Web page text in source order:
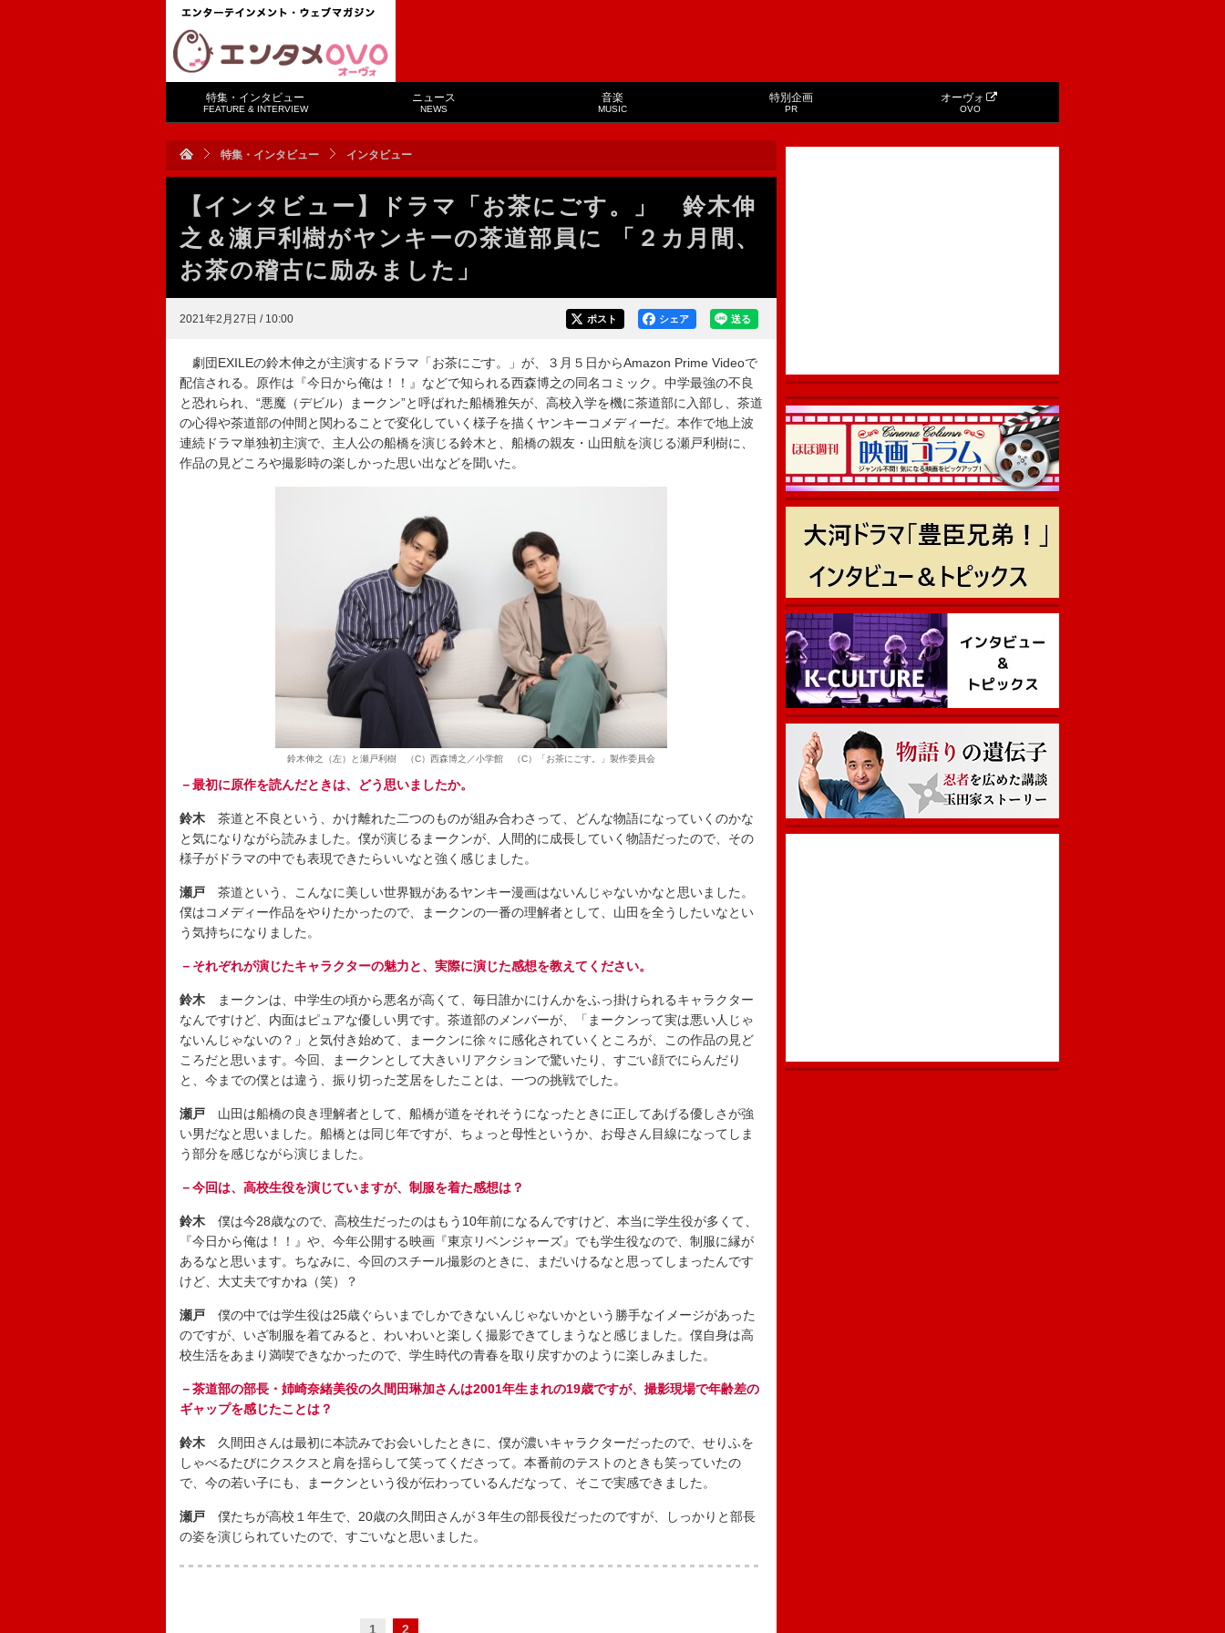
特集・インタビュー
FEATURE & INTERVIEW
ニュース
NEWS
音楽
MUSIC
特別企画
PR
オーヴォ
OVO
特集・インタビュー インタビュー
【インタビュー】ドラマ「お茶にごす。」 鈴木伸
之＆瀬戸利樹がヤンキーの茶道部員に 「２カ月間、
お茶の稽古に励みました」
2021年2月27日 / 10:00 送る
シェア
ポスト
劇団EXILEの鈴木伸之が主演するドラマ「お茶にごす。」が、３月５日からAmazon Prime Videoで
配信される。原作は『今日から俺は！！』などで知られる西森博之の同名コミック。中学最強の不良
と恐れられ、“悪魔（デビル）まークン”と呼ばれた船橋雅矢が、高校入学を機に茶道部に入部し、茶道
の心得や茶道部の仲間と関わることで変化していく様子を描くヤンキーコメディーだ。本作で地上波
連続ドラマ単独初主演で、主人公の船橋を演じる鈴木と、船橋の親友・山田航を演じる瀬戸利樹に、
作品の見どころや撮影時の楽しかった思い出などを聞いた。
鈴木伸之（左）と瀬戸利樹 （C）西森博之／小学館 （C）「お茶にごす。」製作委員会
－最初に原作を読んだときは、どう思いましたか。
鈴木 茶道と不良という、かけ離れた二つのものが組み合わさって、どんな物語になっていくのかな
と気になりながら読みました。僕が演じるまークンが、人間的に成長していく物語だったので、その
様子がドラマの中でも表現できたらいいなと強く感じました。
瀬戸 茶道という、こんなに美しい世界観があるヤンキー漫画はないんじゃないかなと思いました。
僕はコメディー作品をやりたかったので、まークンの一番の理解者として、山田を全うしたいなとい
う気持ちになりました。
－それぞれが演じたキャラクターの魅力と、実際に演じた感想を教えてください。
鈴木 まークンは、中学生の頃から悪名が高くて、毎日誰かにけんかをふっ掛けられるキャラクター
なんですけど、内面はピュアな優しい男です。茶道部のメンバーが、「まークンって実は悪い人じゃ
ないんじゃないの？」と気付き始めて、まークンに徐々に感化されていくところが、この作品の見ど
ころだと思います。今回、まークンとして大きいリアクションで驚いたり、すごい顔でにらんだり
と、今までの僕とは違う、振り切った芝居をしたことは、一つの挑戦でした。
瀬戸 山田は船橋の良き理解者として、船橋が道をそれそうになったときに正してあげる優しさが強
い男だなと思いました。船橋とは同じ年ですが、ちょっと母性というか、お母さん目線になってしま
う部分を感じながら演じました。
－今回は、高校生役を演じていますが、制服を着た感想は？
鈴木 僕は今28歳なので、高校生だったのはもう10年前になるんですけど、本当に学生役が多くて、
『今日から俺は！！』や、今年公開する映画『東京リベンジャーズ』でも学生役なので、制服に縁が
あるなと思います。ちなみに、今回のスチール撮影のときに、まだいけるなと思ってしまったんです
けど、大丈夫ですかね（笑）？
瀬戸 僕の中では学生役は25歳ぐらいまでしかできないんじゃないかという勝手なイメージがあった
のですが、いざ制服を着てみると、わいわいと楽しく撮影できてしまうなと感じました。僕自身は高
校生活をあまり満喫できなかったので、学生時代の青春を取り戻すかのように楽しみました。
－茶道部の部長・姉崎奈緒美役の久間田琳加さんは2001年生まれの19歳ですが、撮影現場で年齢差の
ギャップを感じたことは？
鈴木 久間田さんは最初に本読みでお会いしたときに、僕が濃いキャラクターだったので、せりふを
しゃべるたびにクスクスと肩を揺らして笑ってくださって。本番前のテストのときも笑っていたの
で、今の若い子にも、まークンという役が伝わっているんだなって、そこで実感できました。
瀬戸 僕たちが高校１年生で、20歳の久間田さんが３年生の部長役だったのですが、しっかりと部長
の姿を演じられていたので、すごいなと思いました。
1 2